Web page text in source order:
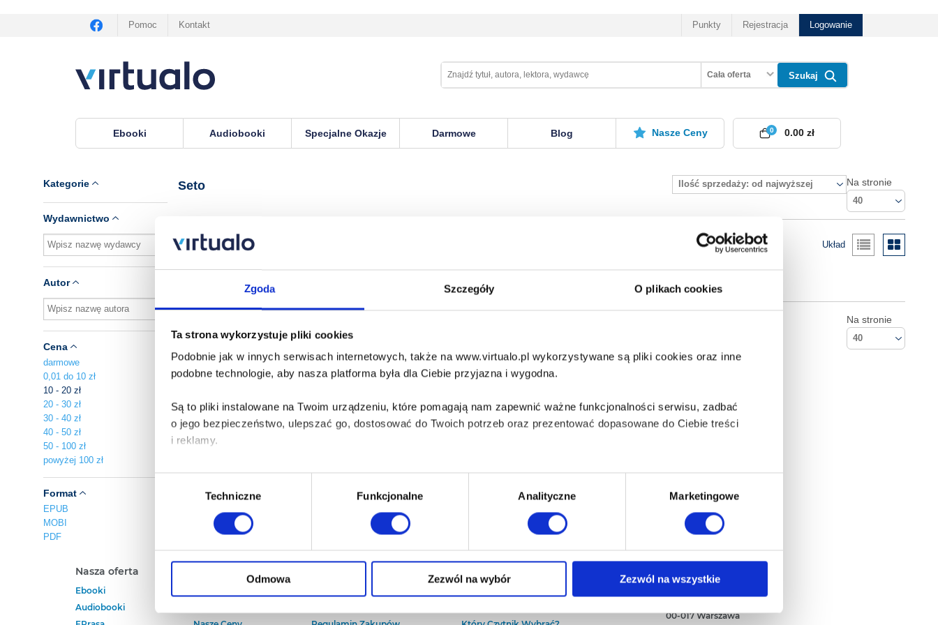
Zgoda Szczegóły O plikach cookies
Ta strona wykorzystuje pliki cookies
Podobnie jak w innych serwisach internetowych, także na www.virtualo.pl wykorzystywane są pliki cookies oraz inne
podobne technologie, aby nasza platforma była dla Ciebie przyjazna i wygodna.
Są to pliki instalowane na Twoim urządzeniu, które pomagają nam zapewnić ważne funkcjonalności serwisu, zadbać
o jego bezpieczeństwo, ulepszać go, dostosować do Twoich potrzeb oraz prezentować dopasowane do Ciebie treści
i reklamy.
Poza plikami, które są nam niezbędne do prawidłowego i bezpiecznego działania serwisu - są także takie, które wymagają
Twojej zgody.
Każda udzielona zgoda poprawi Twoje doświadczenia jeśli jesteś naszym Użytkownikiem.
Wybór
Techniczne Funkcjonalne Analityczne Marketingowe
Odmowa Zezwól na wybór Zezwól na wszystkie
Pomoc Kontakt Punkty Rejestracja Logowanie
Cała oferta Szukaj
Ebooki Audiobooki Specjalne Okazje Darmowe Blog Nasze Ceny 0
0.00 zł
Kategorie
Wydawnictwo
Autor
Cena
darmowe
0,01 do 10 zł
10 - 20 zł
20 - 30 zł
30 - 40 zł
40 - 50 zł
50 - 100 zł
powyżej 100 zł
Format
EPUB
MOBI
PDF
Seto Ilość sprzedaży: od najwyższej Na stronie
40
Układ
Na stronie
40
Nasza oferta
Ebooki
Audiobooki
Baza wiedzy
Empik S.A
00-017 Warszawa